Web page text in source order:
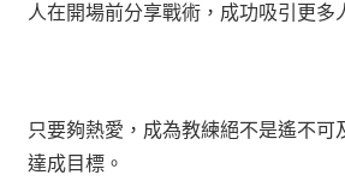
人在開場前分享戰術，成功吸引更多
只要夠熱愛，成為教練絕不是遙不可
達成目標。